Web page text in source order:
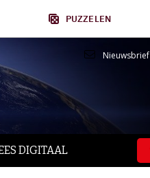
PUZZELEN
Nieuwsbrief
DIGITAAL